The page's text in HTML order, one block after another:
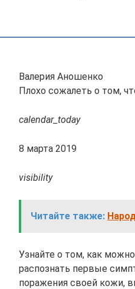
Валерия Аношенко
Плохо сожалеть о том,
calendar_today
8 марта 2019
visibility
Читайте также:
Узнайте о том, как
распознать первые
поражения своей кожи,